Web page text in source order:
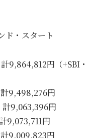
・スタート
円（+SBI・
円
円
円
円